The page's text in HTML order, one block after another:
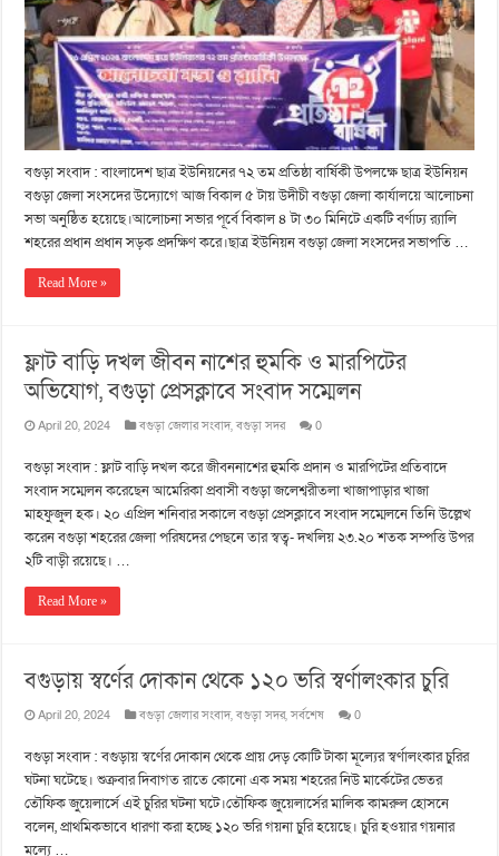
বগুড়া সংবাদ : বাংলাদেশ ছাত্র ইউনিয়নের ৭২ তম প্রতিষ্ঠা বার্ষিকী উপলক্ষে ছাত্র ইউনিয়ন
বগুড়া জেলা সংসদের উদ্যোগে আজ বিকাল ৫ টায় উদীচী বগুড়া জেলা কার্যালয়ে আলোচনা
সভা অনুষ্ঠিত হয়েছে।আলোচনা সভার পূর্বে বিকাল ৪ টা ৩০ মিনিটে একটি বর্ণাঢ্য র‍্যালি
শহরের প্রধান প্রধান সড়ক প্রদক্ষিণ করে।ছাত্র ইউনিয়ন বগুড়া জেলা সংসদের সভাপতি …
Read More »
ফ্লাট বাড়ি দখল জীবন নাশের হুমকি ও মারপিটের
অভিযোগ, বগুড়া প্রেসক্লাবে সংবাদ সম্মেলন
April 20, 2024 বগুড়া জেলার সংবাদ,বগুড়া সদর 0
বগুড়া সংবাদ : ফ্লাট বাড়ি দখল করে জীবননাশের হুমকি প্রদান ও মারপিটের প্রতিবাদে
সংবাদ সম্মেলন করেছেন আমেরিকা প্রবাসী বগুড়া জলেশ্বরীতলা খাজাপাড়ার খাজা
মাহফুজুল হক। ২০ এপ্রিল শনিবার সকালে বগুড়া প্রেসক্লাবে সংবাদ সম্মেলনে তিনি উল্লেখ
করেন বগুড়া শহরের জেলা পরিষদের পেছনে তার স্বত্ব- দখলিয় ২৩.২০ শতক সম্পত্তি উপর
২টি বাড়ী রয়েছে। …
Read More »
বগুড়ায় স্বর্ণের দোকান থেকে ১২০ ভরি স্বর্ণালংকার চুরি
April 20, 2024 বগুড়া জেলার সংবাদ,বগুড়া সদর,সর্বশেষ 0
বগুড়া সংবাদ : বগুড়ায় স্বর্ণের দোকান থেকে প্রায় দেড় কোটি টাকা মূল্যের স্বর্ণালংকার চুরির
ঘটনা ঘটেছে। শুক্রবার দিবাগত রাতে কোনো এক সময় শহরের নিউ মার্কেটের ভেতর
তৌফিক জুয়েলার্সে এই চুরির ঘটনা ঘটে।তৌফিক জুয়েলার্সের মালিক কামরুল হোসনে
বলেন, প্রাথমিকভাবে ধারণা করা হচ্ছে ১২০ ভরি গয়না চুরি হয়েছে। চুরি হওয়ার গয়নার
মূল্যে …